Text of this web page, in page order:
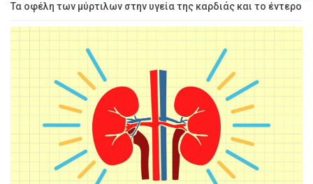
Τα οφέλη των μύρτιλων στην υγεία της καρδιάς και το έντερο